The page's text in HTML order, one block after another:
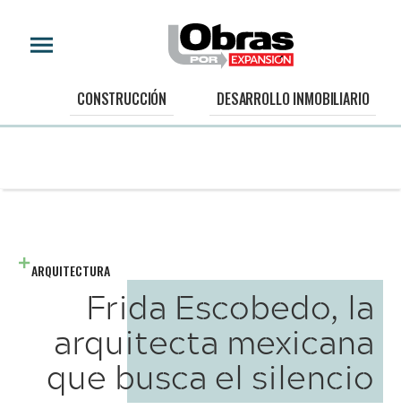
CONSTRUCCIÓN DESARROLLO INMOBILIARIO
ARQUITECTURA
Frida Escobedo, la
arquitecta mexicana
que busca el silencio